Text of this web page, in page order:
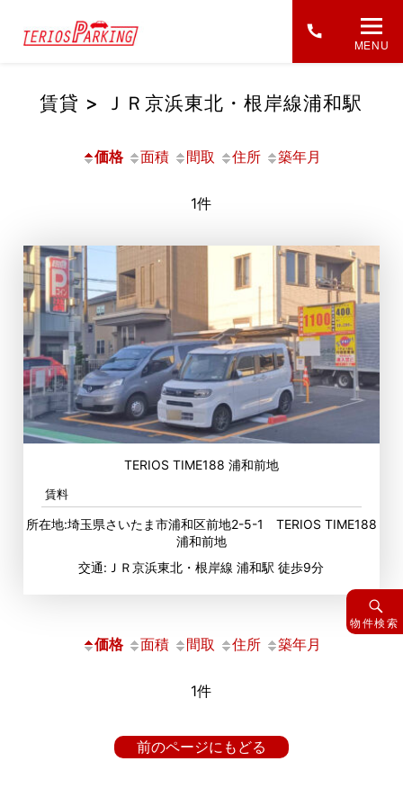
MENU
賃貸 > ＪＲ京浜東北・根岸線浦和駅
価格 面積 間取 住所 築年月
1件
TERIOS TIME188 浦和前地
賃料
所在地:埼玉県さいたま市浦和区前地2-5-1 TERIOS TIME188
浦和前地
交通:ＪＲ京浜東北・根岸線 浦和駅 徒歩9分
価格 面積 間取 住所 築年月
1件
前のページにもどる
物件検索